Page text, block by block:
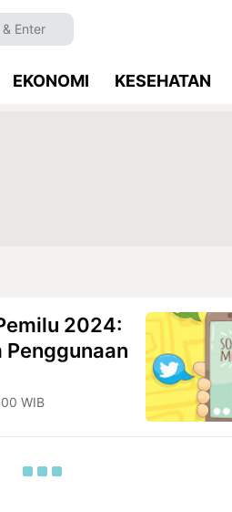
EKONOMI KESEHATAN
2024:
WIB